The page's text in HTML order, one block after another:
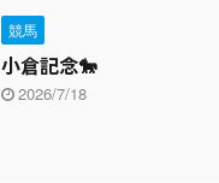
競馬
小倉記念🐎
2026/7/18